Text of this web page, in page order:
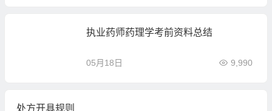
执业药师药理学考前资料总结
05月18日 9,990
处方开具规则